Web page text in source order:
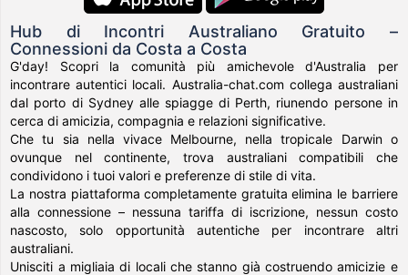
Hub di Incontri Australiano Gratuito –
Connessioni da Costa a Costa
G'day! Scopri la comunità più amichevole d'Australia per
incontrare autentici locali. Australia-chat.com collega australiani
dal porto di Sydney alle spiagge di Perth, riunendo persone in
cerca di amicizia, compagnia e relazioni significative.
Che tu sia nella vivace Melbourne, nella tropicale Darwin o
ovunque nel continente, trova australiani compatibili che
condividono i tuoi valori e preferenze di stile di vita.
La nostra piattaforma completamente gratuita elimina le barriere
alla connessione – nessuna tariffa di iscrizione, nessun costo
nascosto, solo opportunità autentiche per incontrare altri
australiani.
Unisciti a migliaia di locali che stanno già costruendo amicizie e